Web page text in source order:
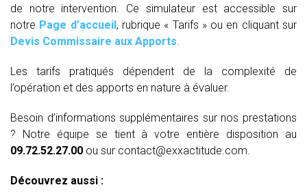
de notre intervention. Ce simulateur est accessible sur
notre Page d’accueil, rubrique « Tarifs » ou en cliquant sur
Devis Commissaire aux Apports.
Les tarifs pratiqués dépendent de la complexité de
l’opération et des apports en nature à évaluer.
Besoin d’informations supplémentaires sur nos prestations
? Notre équipe se tient à votre entière disposition au
09.72.52.27.00 ou sur contact@exxactitude.com.
Découvrez aussi :